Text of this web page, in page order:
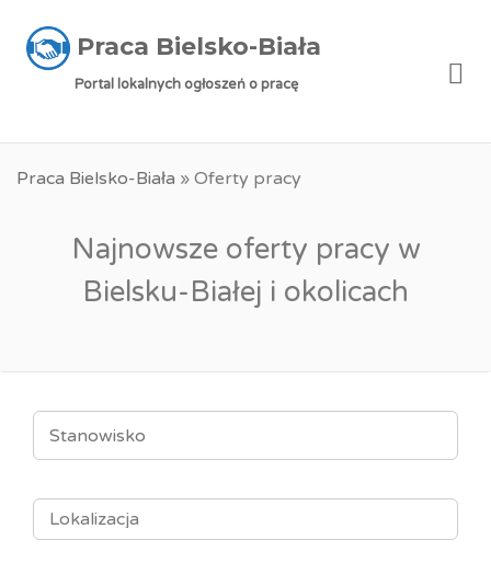
Praca Bielsko-Biała
Portal lokalnych ogłoszeń o pracę
Praca Bielsko-Biała » Oferty pracy
Najnowsze oferty pracy w
Bielsku-Białej i okolicach